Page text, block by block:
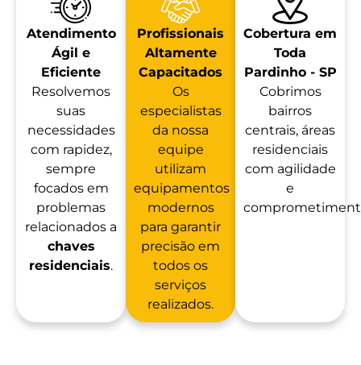
Atendimento
Ágil e
Eficiente
Resolvemos
suas
necessidades
com rapidez,
sempre
focados em
problemas
relacionados a
chaves
residenciais.
Profissionais
Altamente
Capacitados
Os
especialistas
da nossa
equipe
utilizam
equipamentos
modernos
para garantir
precisão em
todos os
serviços
realizados.
Cobertura em
Toda
Pardinho - SP
Cobrimos
bairros
centrais, áreas
residenciais
com agilidade
e